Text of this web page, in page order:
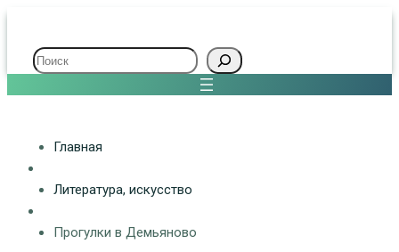
Поиск
Главная
Литература, искуcство
Прогулки в Демьяново